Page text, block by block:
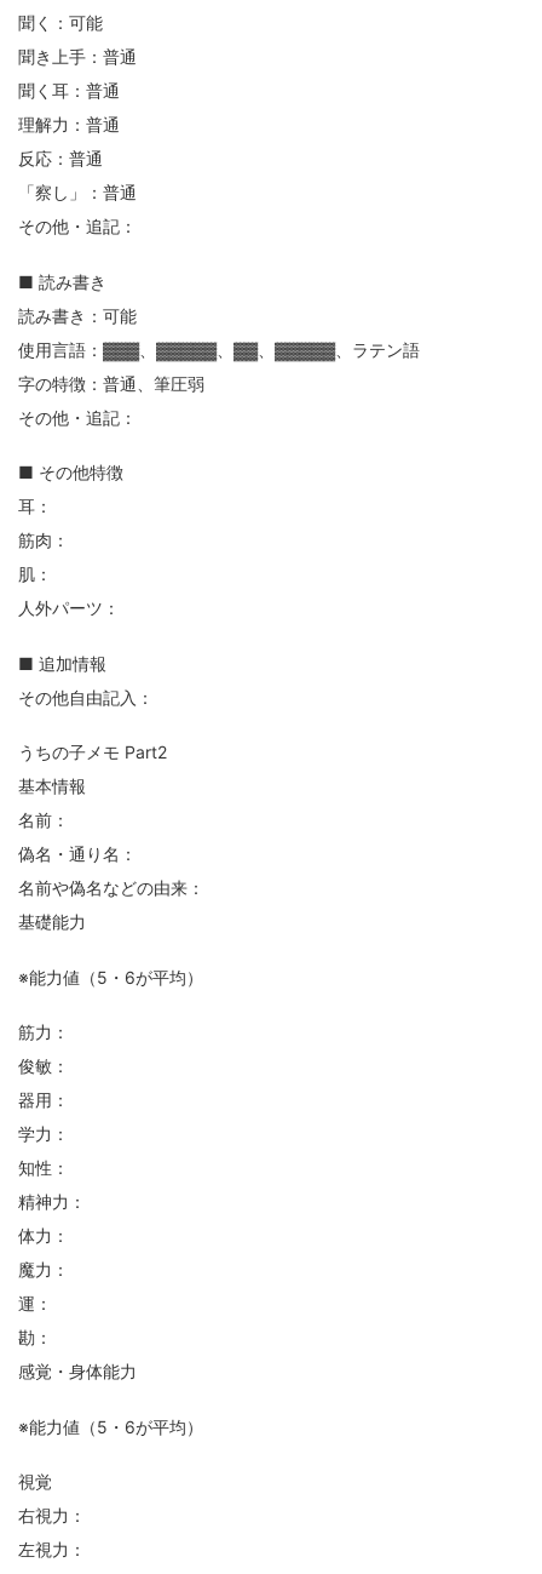
聞く：可能
聞き上手：普通
聞く耳：普通
理解力：普通
反応：普通
「察し」：普通
その他・追記：
■ 読み書き
読み書き：可能
使用言語：▓▓▓、▓▓▓▓▓、▓▓、▓▓▓▓▓、ラテン語
字の特徴：普通、筆圧弱
その他・追記：
■ その他特徴
耳：
筋肉：
肌：
人外パーツ：
■ 追加情報
その他自由記入：
うちの子メモ Part2
基本情報
名前：
偽名・通り名：
名前や偽名などの由来：
基礎能力
※能力値（5・6が平均）
筋力：
俊敏：
器用：
学力：
知性：
精神力：
体力：
魔力：
運：
勘：
感覚・身体能力
※能力値（5・6が平均）
視覚
右視力：
左視力：